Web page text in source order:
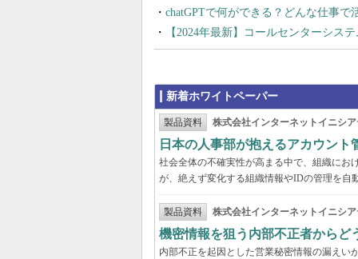
chatGPTで何ができる？どんな仕事で
【2024年最新】コールセンターシス
新着ホワイトペーパー
製品資料 株式会社インターネットイニシ
日本の人事部が抱えるアカウン
社会全体の不確実性が高まる中で、組織にお
が、絶えず変化する組織情報やIDの管理を自
製品資料 株式会社インターネットイニシ
機密情報を狙う内部不正者から
内部不正を起因とした営業秘密情報の漏えい